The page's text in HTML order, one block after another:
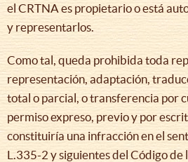
el CRTNA es propietario o está
y representarlos.
Como tal, queda prohibida toda
representación, adaptación,
total o parcial, o transferencia por
permiso expreso, previo y por
constituiría una infracción en el
L.335-2 y siguientes del Código de